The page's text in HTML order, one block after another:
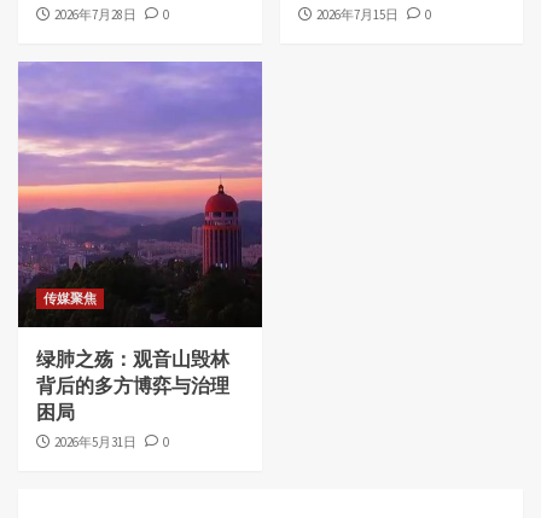
2026年7月28日 0 2026年7月15日 0
传媒聚焦
绿肺之殇：观音山毁林
背后的多方博弈与治理
困局
2026年5月31日 0